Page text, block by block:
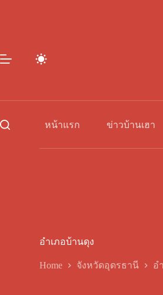
หน้าแรก ข่าวบ้านเฮา
อำเภอบ้านดุง
Home จังหวัดอุดรธานี อ